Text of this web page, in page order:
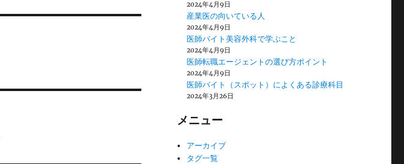
2024年4月9日
産業医の向いている人
2024年4月9日
医師バイト美容外科で学ぶこと
2024年4月9日
医師転職エージェントの選び方ポイント
2024年4月9日
医師バイト（スポット）によくある診療科目
2024年3月26日
メニュー
アーカイブ
タグ一覧